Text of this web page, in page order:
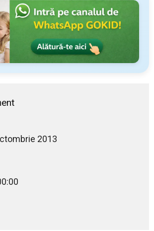
2013